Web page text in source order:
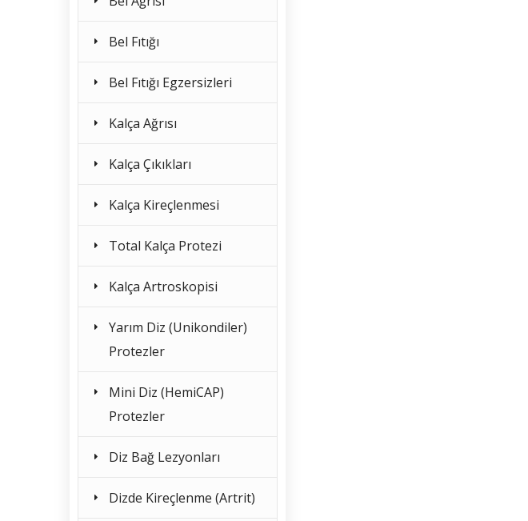
Bel Fıtığı
Bel Fıtığı Egzersizleri
Kalça Ağrısı
Kalça Çıkıkları
Kalça Kireçlenmesi
Total Kalça Protezi
Kalça Artroskopisi
Yarım Diz (Unikondiler)
Protezler
Mini Diz (HemiCAP)
Protezler
Diz Bağ Lezyonları
Dizde Kireçlenme (Artrit)